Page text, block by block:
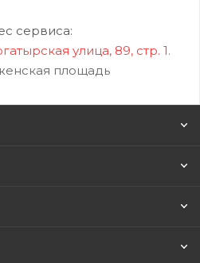
сервиса:
улица, 89, стр. 1.
площадь